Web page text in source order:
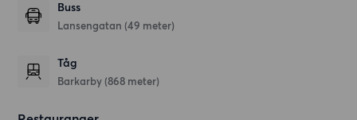
Buss
Lansengatan (49 meter)
Tåg
Barkarby (868 meter)